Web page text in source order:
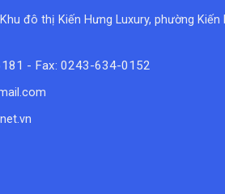
đô thị Kiến Hưng Luxury, phường Kiến
- Fax: 0243-634-0152